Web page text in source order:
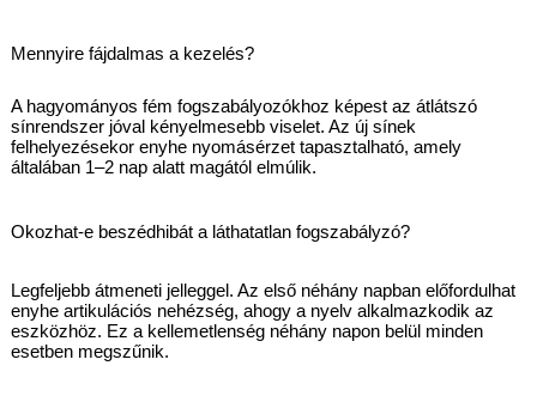
Mennyire fájdalmas a kezelés?
A hagyományos fém fogszabályozókhoz képest az átlátszó
sínrendszer jóval kényelmesebb viselet. Az új sínek
felhelyezésekor enyhe nyomásérzet tapasztalható, amely
általában 1–2 nap alatt magától elmúlik.
Okozhat-e beszédhibát a láthatatlan fogszabályzó?
Legfeljebb átmeneti jelleggel. Az első néhány napban előfordulhat
enyhe artikulációs nehézség, ahogy a nyelv alkalmazkodik az
eszközhöz. Ez a kellemetlenség néhány napon belül minden
esetben megszűnik.